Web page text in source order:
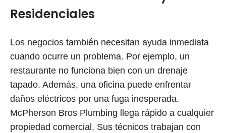
Residenciales
Los negocios también necesitan ayuda inmediata
cuando ocurre un problema. Por ejemplo, un
restaurante no funciona bien con un drenaje
tapado. Además, una oficina puede enfrentar
daños eléctricos por una fuga inesperada.
McPherson Bros Plumbing llega rápido a cualquier
propiedad comercial. Sus técnicos trabajan con